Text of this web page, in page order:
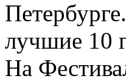
лучшие 10
На